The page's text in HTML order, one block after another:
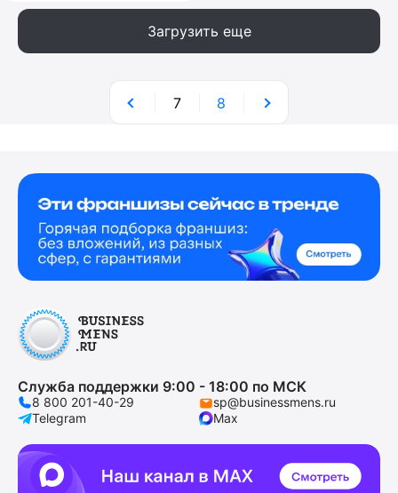
Загрузить еще
7 8
Служба поддержки 9:00 - 18:00 по МСК
8 800 201-40-29
sp@businessmens.ru
Telegram
Max